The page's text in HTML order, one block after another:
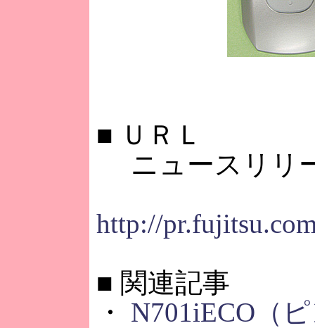
■ ＵＲＬ
ニュースリリ
http://
■ 関連記事
・ N701iECO（